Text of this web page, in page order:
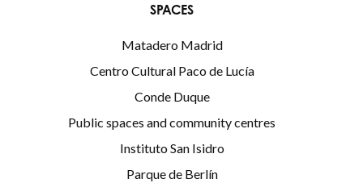
SPACES
Matadero Madrid
Centro Cultural Paco de Lucía
Conde Duque
Public spaces and community centres
Instituto San Isidro
Parque de Berlín